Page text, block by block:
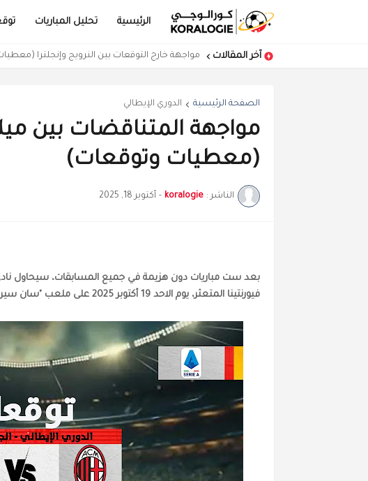
الرئيسية تحليل المباريات
آخر المقالات مواجهة خارج التوقعات بين النرويج وإنجلترا
الصفحة الرئيسية الدوري الإيطالي
مواجهة المتناقضات بين
(معطيات وتوقعات)
الناشر : koralogie
- أكتوبر 18, 2025
بعد ست مباريات دون هزيمة في جميع المسابقات، سيحاول
فيورنتينا المتعثر، يوم الاحد 19 أكتوبر 2025 على ملعب "سان سيرو"، لحساب الجولة السابعة من